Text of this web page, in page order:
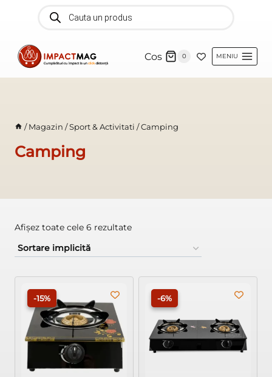
Products
search
Cos 0 MENIU
/ Magazin / Sport & Activitati / Camping
Camping
Afișez toate cele 6 rezultate
-15% -6%